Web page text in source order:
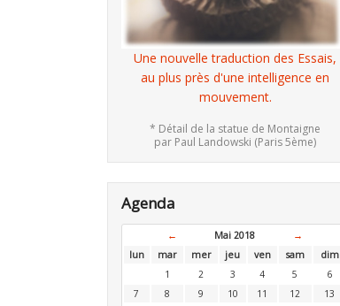
Une nouvelle traduction des Essais,
au plus près d'une intelligence en
mouvement.
* Détail de la statue de Montaigne
par Paul Landowski (Paris 5ème)
Agenda
← Mai 2018
→
lun
mar mer jeu ven sam
dim
1
2 3 4 5
6
7
8 9 10 11 12
13